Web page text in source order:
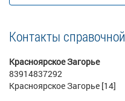
Контакты справочной
Красноярское Загорье
83914837292
Красноярское Загорье [14]